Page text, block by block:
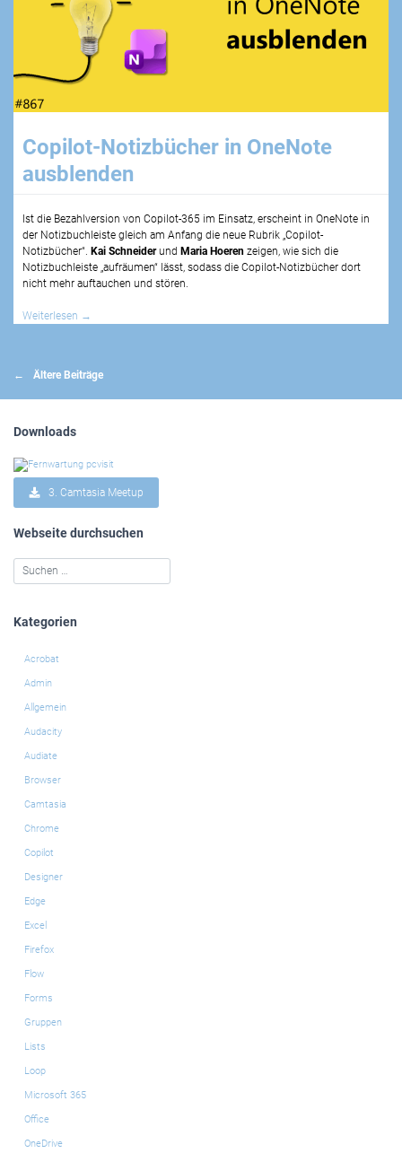
Copilot-Notizbücher in OneNote
ausblenden
Ist die Bezahlversion von Copilot-365 im Einsatz, erscheint in OneNote in
der Notizbuchleiste gleich am Anfang die neue Rubrik „Copilot-
Notizbücher“. Kai Schneiderund Maria Hoeren zeigen, wie sich die
Notizbuchleiste „aufräumen“ lässt, sodass die Copilot-Notizbücher dort
nicht mehr auftauchen und stören.
Weiterlesen →
Beitragsnavigation
Ältere Beiträge
Downloads
3. Camtasia Meetup
Webseite durchsuchen
Kategorien
Acrobat
Admin
Allgemein
Audacity
Audiate
Browser
Camtasia
Chrome
Copilot
Designer
Edge
Excel
Firefox
Flow
Forms
Gruppen
Lists
Loop
Microsoft 365
Office
OneDrive